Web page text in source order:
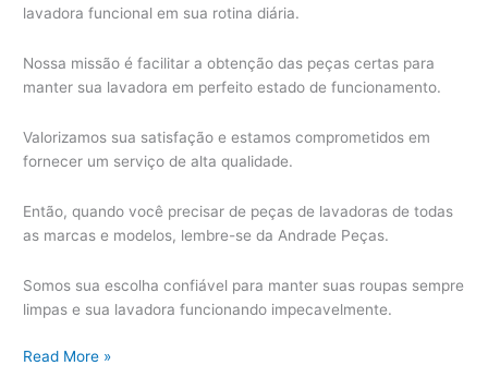
lavadora funcional em sua rotina diária.
Nossa missão é facilitar a obtenção das peças certas para
manter sua lavadora em perfeito estado de funcionamento.
Valorizamos sua satisfação e estamos comprometidos em
fornecer um serviço de alta qualidade.
Então, quando você precisar de peças de lavadoras de todas
as marcas e modelos, lembre-se da Andrade Peças.
Somos sua escolha confiável para manter suas roupas sempre
limpas e sua lavadora funcionando impecavelmente.
Peças
Read More »